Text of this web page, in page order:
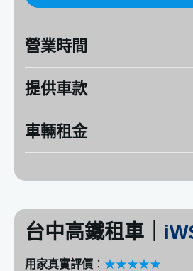
營業時間
台中市西區建國路71號
提供車款
車輛租金
台中高鐵租車｜
用家真實評價 ： ★★★★★